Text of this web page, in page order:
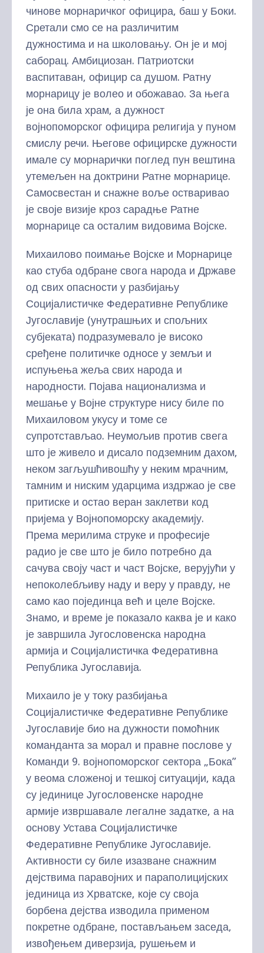
чинове морнаричког официра, баш у Боки.
Сретали смо се на различитим
дужностима и на школовању. Он је и мој
саборац. Амбициозан. Патриотски
васпитаван, официр са душом. Ратну
морнарицу је волео и обожавао. За њега
је она била храм, а дужност
војнопоморског официра религија у пуном
смислу речи. Његове официрске дужности
имале су морнарички поглед пун вештина
утемељен на доктрини Ратне морнарице.
Самосвестан и снажне воље остваривао
је своје визије кроз сарадње Ратне
морнарице са осталим видовима Војске.
Михаилово поимање Војске и Морнарице
као стуба одбране свога народа и Државе
од свих опасности у разбијању
Социјалистичке Федеративне Републике
Југославије (унутрашњих и спољних
субјеката) подразумевало је високо
сређене политичке односе у земљи и
испуњења жеља свих народа и
народности. Појава национализма и
мешање у Војне структуре нису биле по
Михаиловом укусу и томе се
супротстављао. Неумољив против свега
што је живело и дисало подземним дахом,
неком загљушћивошћу у неким мрачним,
тамним и ниским ударцима издржао је све
притиске и остао веран заклетви код
пријема у Војнопоморску академију.
Према мерилима струке и професије
радио је све што је било потребно да
сачува своју част и част Војске, верујући у
непоколебљиву наду и веру у правду, не
само као појединца већ и целе Војске.
Знамо, и време је показало каква је и како
је завршила Југословенска народна
армија и Социјалистичка Федеративна
Република Југославија.
Михаило је у току разбијања
Социјалистичке Федеративне Републике
Југославије био на дужности помоћник
команданта за морал и правне послове у
Команди 9. војнопоморског сектора „Бока”
у веома сложеној и тешкој ситуацији, када
су јединице Југословенске народне
армије извршавале легалне задатке, а на
основу Устава Социјалистичке
Федеративне Републике Југославије.
Активности су биле изазване снажним
дејствима паравојних и параполицијских
јединица из Хрватске, које су своја
борбена дејства изводила применом
покретне одбране, постављањем заседа,
извођењем диверзија, рушењем и